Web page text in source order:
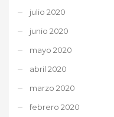
julio 2020
junio 2020
mayo 2020
abril 2020
marzo 2020
febrero 2020